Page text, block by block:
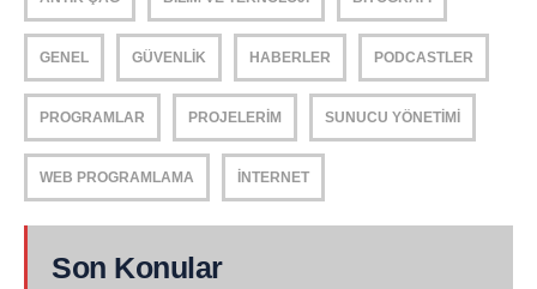
GENEL GÜVENLIK HABERLER PODCASTLER
PROGRAMLAR PROJELERIM SUNUCU YÖNETIMI
WEB PROGRAMLAMA İNTERNET
Son Konular